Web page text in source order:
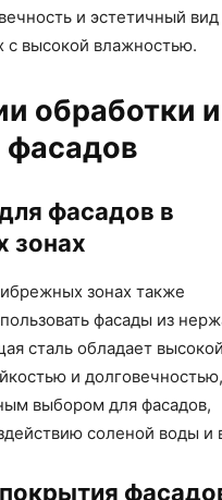
и эстетичный вид
с высокой влажностью.
обработки и
фасадов
фасадов в
зонах
зонах также
фасады из
сталь обладает высокой
и
выбором для фасадов,
соленой воды и